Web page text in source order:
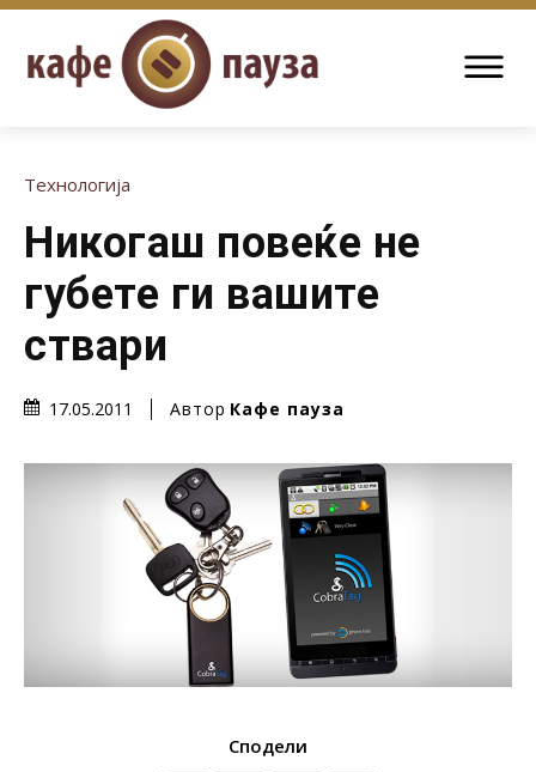
Технологија
Никогаш повеќе не
губете ги вашите
ствари
17.05.2011 Автор Кафе пауза
Сподели